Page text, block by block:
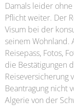
Damals leider
Pflicht weiter. Der
Visum bei der
seinem Wohnland.
Reisepass, Fotos,
die Bestätigungen
Reiseversicherung
Beantragung nicht
Algerie von der